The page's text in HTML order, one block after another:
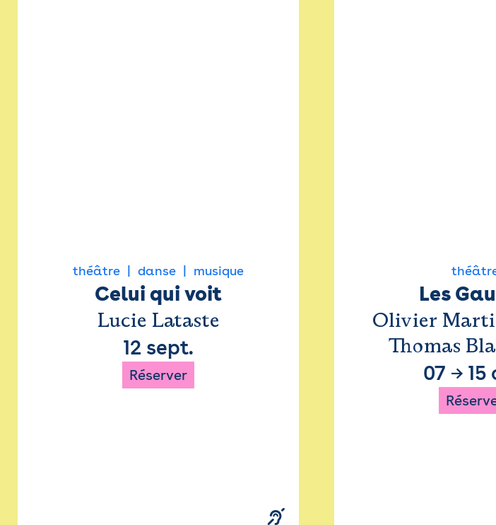
théâtre danse musique
Celui qui voit
Lucie Lataste
12 sept.
Réserver
Les
Olivier
Thomas
07 → 15